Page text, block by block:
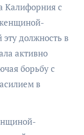
Калифорния с
должность в
активно
борьбу с
в